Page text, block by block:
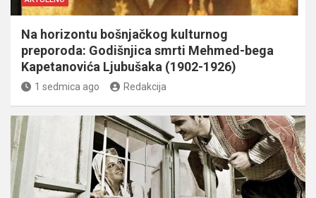
Na horizontu bošnjačkog kulturnog
preporoda: Godišnjica smrti Mehmed-bega
Kapetanovića Ljubušaka (1902-1926)
1 sedmica ago Redakcija